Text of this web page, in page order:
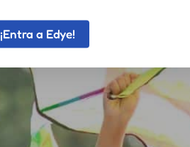
¡Entra a Edye!